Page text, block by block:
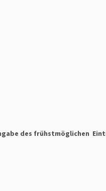
des frühstmöglichen